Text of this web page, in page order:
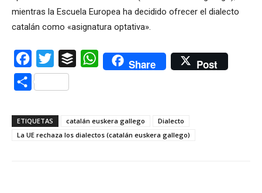
mientras la Escuela Europea ha decidido ofrecer el dialecto
catalán como «asignatura optativa».
Facebook
Twitter Buffer WhatsAppShare Post
Compartir
ETIQUETAS catalán euskera gallego
Dialecto
La UE rechaza los dialectos (catalán euskera gallego)